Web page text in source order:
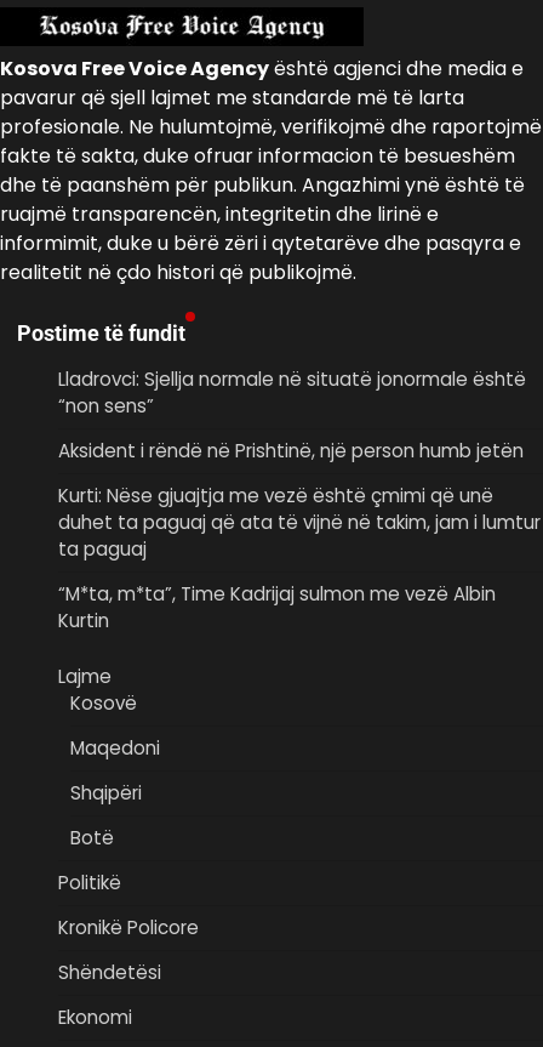
Kosova Free Voice Agencyështë agjenci dhe media e
pavarur që sjell lajmet me standarde më të larta
profesionale. Ne hulumtojmë, verifikojmë dhe raportojmë
fakte të sakta, duke ofruar informacion të besueshëm
dhe të paanshëm për publikun. Angazhimi ynë është të
ruajmë transparencën, integritetin dhe lirinë e
informimit, duke u bërë zëri i qytetarëve dhe pasqyra e
realitetit në çdo histori që publikojmë.
Postime të fundit
Lladrovci: Sjellja normale në situatë jonormale është
“non sens”
Aksident i rëndë në Prishtinë, një person humb jetën
Kurti: Nëse gjuajtja me vezë është çmimi që unë
duhet ta paguaj që ata të vijnë në takim, jam i lumtur
ta paguaj
“M*ta, m*ta”, Time Kadrijaj sulmon me vezë Albin
Kurtin
Lajme
Kosovë
Maqedoni
Shqipëri
Botë
Politikë
Kronikë Policore
Shëndetësi
Ekonomi